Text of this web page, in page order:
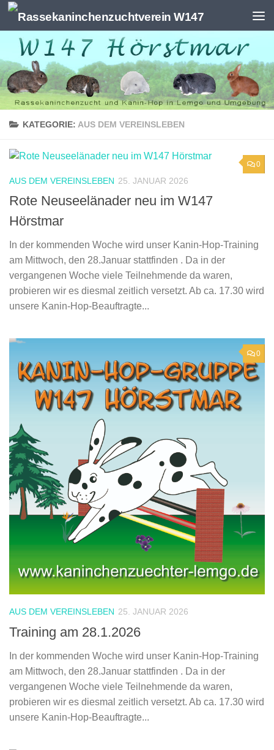
Zum Inhalt springen
KATEGORIE: AUS DEM VEREINSLEBEN
0
AUS DEM VEREINSLEBEN 25. JANUAR 2026
Rote Neuseelänader neu im W147
Hörstmar
In der kommenden Woche wird unser Kanin-Hop-Training
am Mittwoch, den 28.Januar stattfinden . Da in der
vergangenen Woche viele Teilnehmende da waren,
probieren wir es diesmal zeitlich versetzt. Ab ca. 17.30 wird
unsere Kanin-Hop-Beauftragte...
0
AUS DEM VEREINSLEBEN 25. JANUAR 2026
Training am 28.1.2026
In der kommenden Woche wird unser Kanin-Hop-Training
am Mittwoch, den 28.Januar stattfinden . Da in der
vergangenen Woche viele Teilnehmende da waren,
probieren wir es diesmal zeitlich versetzt. Ab ca. 17.30 wird
unsere Kanin-Hop-Beauftragte...